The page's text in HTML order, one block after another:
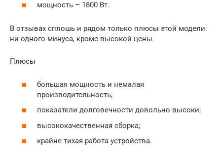
мощность – 1800 Вт.
В отзывах сплошь и рядом только плюсы этой модели:
ни одного минуса, кроме высокой цены.
Плюсы
большая мощность и немалая
производительность;
показатели долговечности довольно высоки;
высококачественная сборка;
крайне тихая работа устройства.